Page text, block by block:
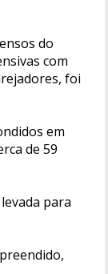
do
com
foi
em
de 59
para